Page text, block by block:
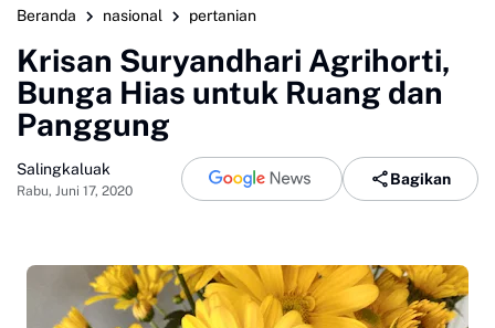
Beranda nasional pertanian
Krisan Suryandhari Agrihorti,
Bunga Hias untuk Ruang dan
Panggung
Salingkaluak
Rabu, Juni 17, 2020
Bagikan